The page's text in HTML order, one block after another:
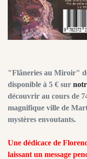
"Flâneries au Miroir"
disponible à 5 € sur
découvrir au cours de
magnifique ville de
mystères envoutants.
Une dédicace de
laissant un message